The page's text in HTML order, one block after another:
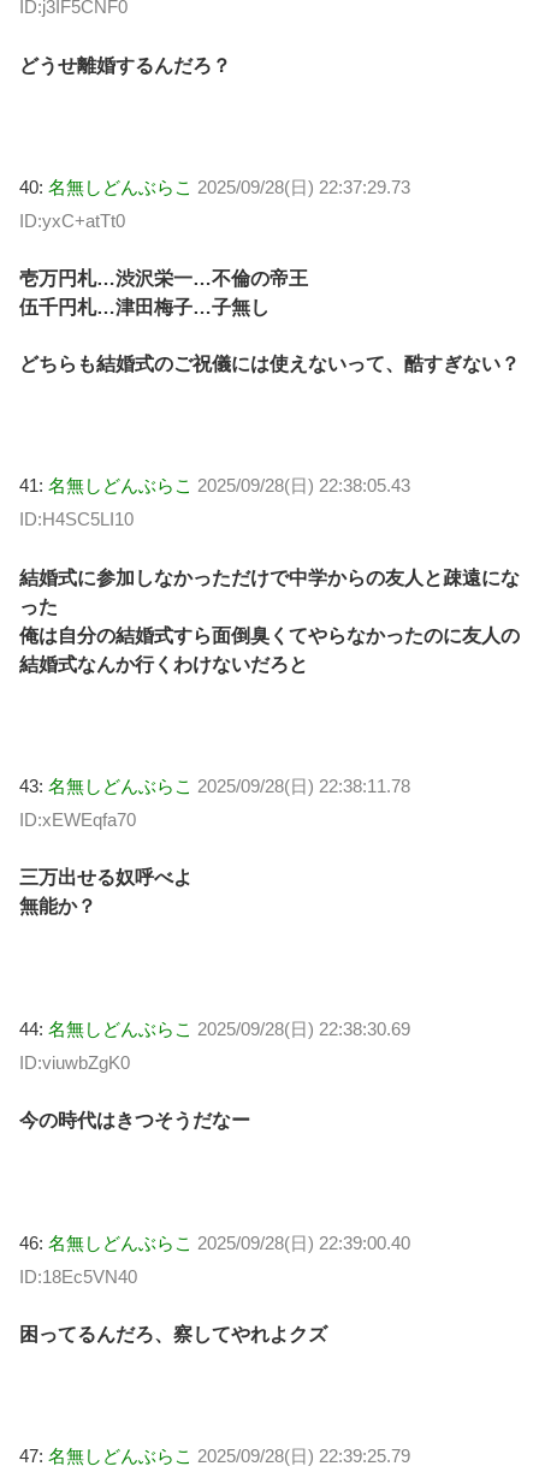
ID:j3IF5CNF0
どうせ離婚するんだろ？
40: 名無しどんぶらこ 2025/09/28(日) 22:37:29.73
ID:yxC+atTt0
壱万円札…渋沢栄一…不倫の帝王
伍千円札…津田梅子…子無し
どちらも結婚式のご祝儀には使えないって、酷すぎない？
41: 名無しどんぶらこ 2025/09/28(日) 22:38:05.43
ID:H4SC5LI10
結婚式に参加しなかっただけで中学からの友人と疎遠にな
った
俺は自分の結婚式すら面倒臭くてやらなかったのに友人の
結婚式なんか行くわけないだろと
43: 名無しどんぶらこ 2025/09/28(日) 22:38:11.78
ID:xEWEqfa70
三万出せる奴呼べよ
無能か？
44: 名無しどんぶらこ 2025/09/28(日) 22:38:30.69
ID:viuwbZgK0
今の時代はきつそうだなー
46: 名無しどんぶらこ 2025/09/28(日) 22:39:00.40
ID:18Ec5VN40
困ってるんだろ、察してやれよクズ
47: 名無しどんぶらこ 2025/09/28(日) 22:39:25.79